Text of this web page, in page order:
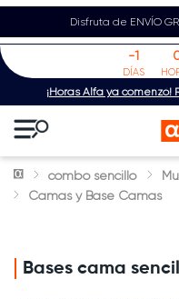
Disfruta de ENVÍO
¡Horas Alfa ya comenzó!
-1
DÍAS
combo sencillo
Camas y Base Camas
Bases cama